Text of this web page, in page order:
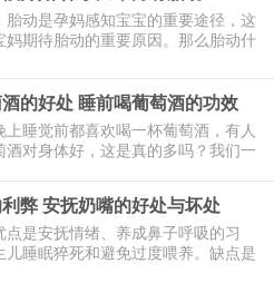
胎动是孕妈感知宝宝的重要途径，这
妈期待胎动的重要原因。那么胎动什
的好处 睡前喝葡萄酒的功效
上睡觉前都喜欢喝一杯葡萄酒，有人
酒对身体好，这是真的多吗？我们一
弊 安抚奶嘴的好处与坏处
点是安抚情绪、养成鼻子呼吸的习
儿睡眠猝死和避免过度喂养。缺点是